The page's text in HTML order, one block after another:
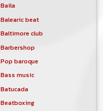
Baila
Balearic beat
Baltimore club
Barbershop
Pop baroque
Bass music
Batucada
Beatboxing